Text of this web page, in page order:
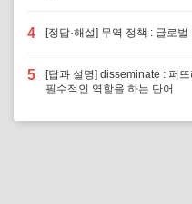
4 [정답·해설] 무역 정책 : 글로
5
[답과 설명] disseminate : 퍼
필수적인 역할을 하는 단어